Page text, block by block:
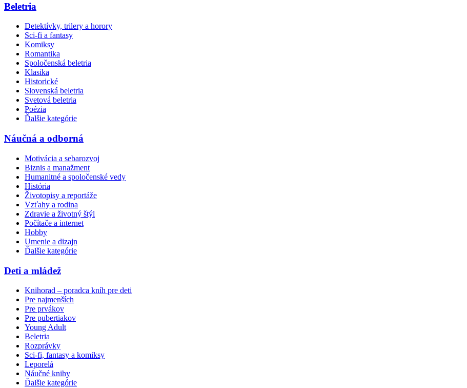
Beletria
Detektívky, trilery a horory
Sci-fi a fantasy
Komiksy
Romantika
Spoločenská beletria
Klasika
Historické
Slovenská beletria
Svetová beletria
Poézia
Ďalšie kategórie
Náučná a odborná
Motivácia a sebarozvoj
Biznis a manažment
Humanitné a spoločenské vedy
História
Životopisy a reportáže
Vzťahy a rodina
Zdravie a životný štýl
Počítače a internet
Hobby
Umenie a dizajn
Ďalšie kategórie
Deti a mládež
Knihorad – poradca kníh pre deti
Pre najmenších
Pre prvákov
Pre pubertiakov
Young Adult
Beletria
Rozprávky
Sci-fi, fantasy a komiksy
Leporelá
Náučné knihy
Ďalšie kategórie